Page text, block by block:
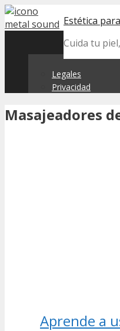
Skip
to
Estética
Cuida tu
Legales
Privacidad
Masajeadores
Aprende a